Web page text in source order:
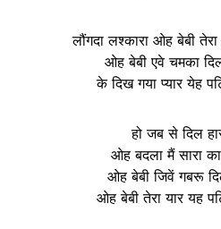
लौंगदा लश्कारा ओह बेबी तेरा
ओह बेबी एवे चमका
के दिख गया प्यार येह
हो जब से दिल
ओह बदला मैं सारा का
ओह बेबी जिवें गबरू
ओह बेबी तेरा यार यह